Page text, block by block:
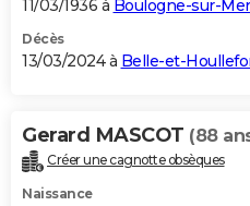
11/03/1936 à Boulogne-sur-Mer
Décès
13/03/2024 à Belle-et-
Gerard MASCOT (88
Créer une cagnotte obsèques
Naissance